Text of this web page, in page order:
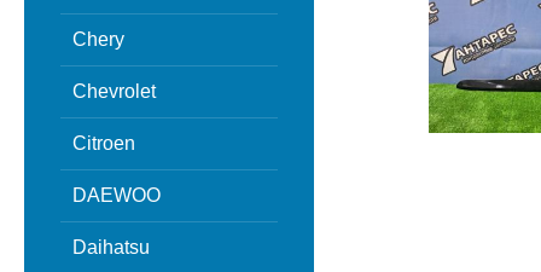
Chery
Chevrolet
Citroen
DAEWOO
Daihatsu